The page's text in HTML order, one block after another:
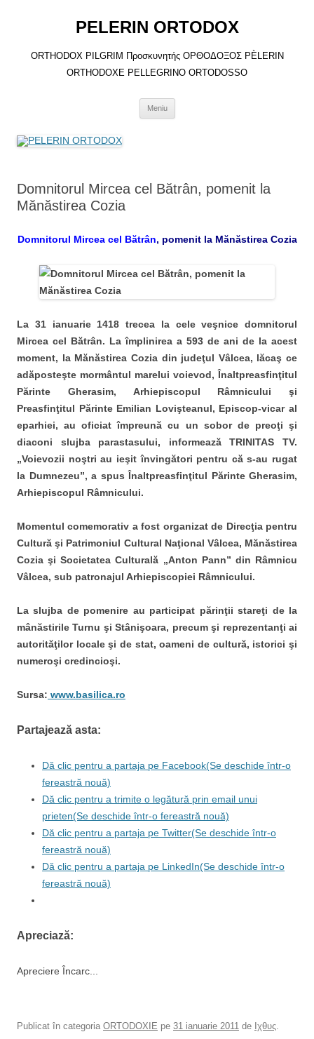
PELERIN ORTODOX
ORTHODOX PILGRIM Προσκυνητής ΟΡΘΟΔΟΞΟΣ PÈLERIN
ORTHODOXE PELLEGRINO ORTODOSSO
Meniu
Domnitorul Mircea cel Bătrân, pomenit la
Mănăstirea Cozia
Domnitorul Mircea cel Bătrân, pomenit la Mănăstirea Cozia
La 31 ianuarie 1418 trecea la cele veşnice domnitorul
Mircea cel Bătrân. La împlinirea a 593 de ani de la acest
moment, la Mănăstirea Cozia din judeţul Vâlcea, lăcaş ce
adăposteşte mormântul marelui voievod, Înaltpreasfinţitul
Părinte Gherasim, Arhiepiscopul Râmnicului şi
Preasfinţitul Părinte Emilian Lovişteanul, Episcop-vicar al
eparhiei, au oficiat împreună cu un sobor de preoţi şi
diaconi slujba parastasului, informează TRINITAS TV.
„Voievozii noştri au ieşit învingători pentru că s-au rugat
la Dumnezeu”, a spus Înaltpreasfinţitul Părinte Gherasim,
Arhiepiscopul Râmnicului.
Momentul comemorativ a fost organizat de Direcţia pentru
Cultură şi Patrimoniul Cultural Naţional Vâlcea, Mănăstirea
Cozia şi Societatea Culturală „Anton Pann” din Râmnicu
Vâlcea, sub patronajul Arhiepiscopiei Râmnicului.
La slujba de pomenire au participat părinţii stareţi de la
mânăstirile Turnu şi Stânişoara, precum şi reprezentanţi ai
autorităţilor locale şi de stat, oameni de cultură, istorici şi
numeroşi credincioşi.
Sursa: www.basilica.ro
Partajează asta:
Dă clic pentru a partaja pe Facebook(Se deschide într-o
fereastră nouă)
Dă clic pentru a trimite o legătură prin email unui
prieten(Se deschide într-o fereastră nouă)
Dă clic pentru a partaja pe Twitter(Se deschide într-o
fereastră nouă)
Dă clic pentru a partaja pe LinkedIn(Se deschide într-o
fereastră nouă)
Apreciază:
Apreciere Încarc...
Publicat în categoria ORTODOXIE pe 31 ianuarie 2011 de Ιχθυς.